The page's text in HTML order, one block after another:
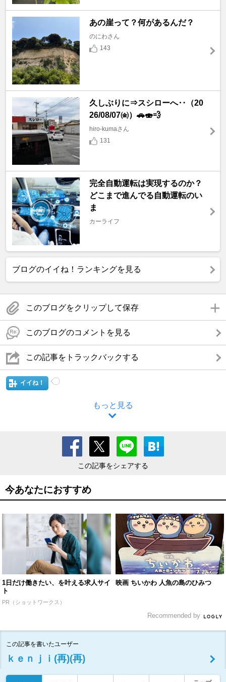
あの崖って？何があるんだ？
のにわさん
143
久しぶりに⇒スシローへ‥（20
26/08/07㈮）🚗🍣💨
hiro-kumaさん
131
完全自動運転は実現するのか？
どこまで進んでる自動運転のい
ま
カーライフ
ブログのイイね！ランキングを見る
このブログをクリップして保存
このブログのコメントを見る
この記事をトラックバックする
イイね！
もっと見る
この記事をシェアする
今あなたにおすすめ
1日だけ働きたい、を叶える求人サイ
ト
PR（ショットワークス）
映画 ちいかわ 人魚の島のひみつ
Recommended by
この記事を書いたユーザー
ｋｅｎｊｉ(再)(再)